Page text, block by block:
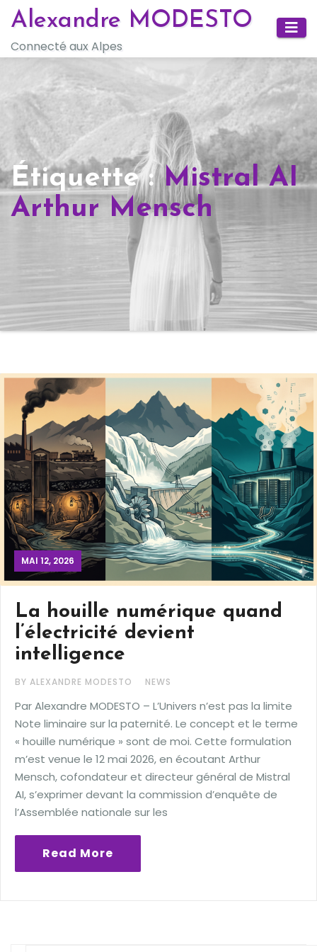
Skip
content
Alexandre MODESTO
Connecté aux Alpes
Étiquette :Mistral AI
Arthur Mensch
MAI 12, 2026
La houille numérique quand
l’électricité devient
intelligence
BY ALEXANDRE MODESTO NEWS
Par Alexandre MODESTO – L’Univers n’est pas la limite
Note liminaire sur la paternité. Le concept et le terme
« houille numérique » sont de moi. Cette formulation
m’est venue le 12 mai 2026, en écoutant Arthur
Mensch, cofondateur et directeur général de Mistral
AI, s’exprimer devant la commission d’enquête de
l’Assemblée nationale sur les
Read More